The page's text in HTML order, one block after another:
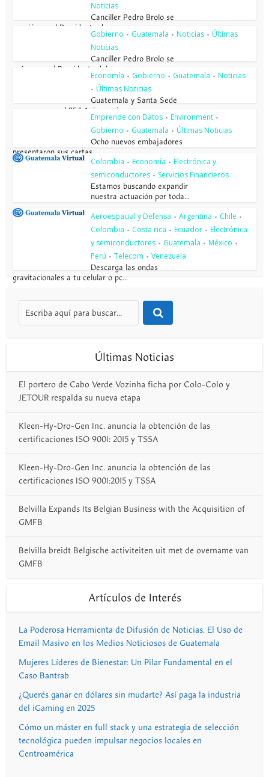
Noticias
Canciller Pedro Brolo se
reunió con el Presidente de...
Gobierno • Guatemala • Noticias • Últimas
Noticias
Canciller Pedro Brolo se
reúne con el Presidente del...
Economía • Gobierno • Guatemala • Noticias
• Últimas Noticias
Guatemala y Santa Sede
conmemoran el 85.º Aniversario...
Emprende con Datos • Environment •
Gobierno • Guatemala • Últimas Noticias
Ocho nuevos embajadores
presentaron sus cartas...
Colombia • Economía • Electrónica y
semiconductores • Servicios Financieros
Estamos buscando expandir
nuestra actuación por toda...
Aeroespacial y Defensa • Argentina • Chile •
Colombia • Costa rica • Ecuador • Electrónica
y semiconductores • Guatemala • México •
Perú • Telecom • Venezuela
Descarga las ondas
gravitacionales a tu celular o pc...
Últimas Noticias
El portero de Cabo Verde Vozinha ficha por Colo-Colo y
JETOUR respalda su nueva etapa
Kleen-Hy-Dro-Gen Inc. anuncia la obtención de las
certificaciones ISO 9001: 2015 y TSSA
Kleen-Hy-Dro-Gen Inc. anuncia la obtención de las
certificaciones ISO 9001:2015 y TSSA
Belvilla Expands Its Belgian Business with the Acquisition of
GMFB
Belvilla breidt Belgische activiteiten uit met de overname van
GMFB
Artículos de Interés
La Poderosa Herramienta de Difusión de Noticias. El Uso de
Email Masivo en los Medios Noticiosos de Guatemala
Mujeres Líderes de Bienestar: Un Pilar Fundamental en el
Caso Bantrab
¿Querés ganar en dólares sin mudarte? Así paga la industria
del iGaming en 2025
Cómo un máster en full stack y una estrategia de selección
tecnológica pueden impulsar negocios locales en
Centroamérica